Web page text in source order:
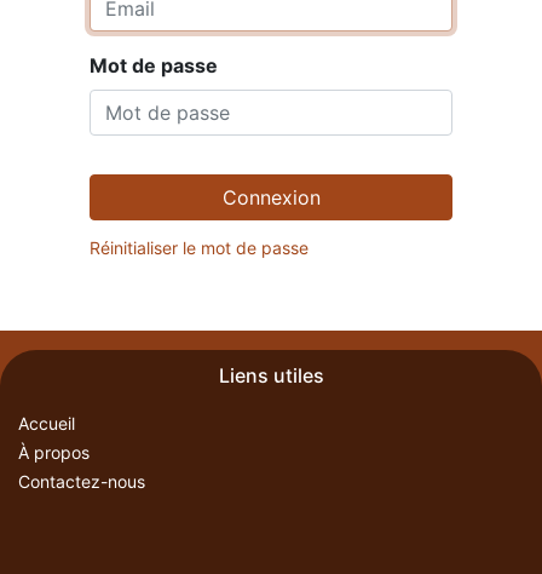
Mot de passe
Connexion
Réinitialiser le mot de passe
Liens utiles
Accueil
À propos
Contactez-nous